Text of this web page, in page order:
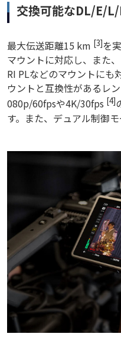
交換可能なDL/E/
最大伝送距離15 km [3]を
マウントに対応し、また
RI PLなどのマウントにも
ウントと互換性があるレ
080p/60fpsや4K/30fps [4]
す。また、デュアル制御